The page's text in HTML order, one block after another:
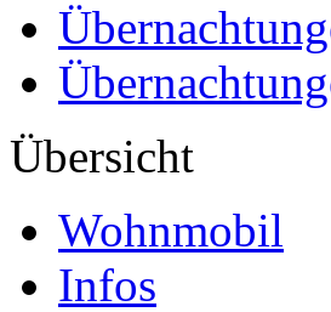
Übersicht
Wohnmobil
Infos